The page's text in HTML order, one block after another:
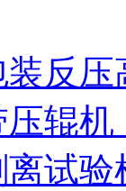
装反
压辊
离试